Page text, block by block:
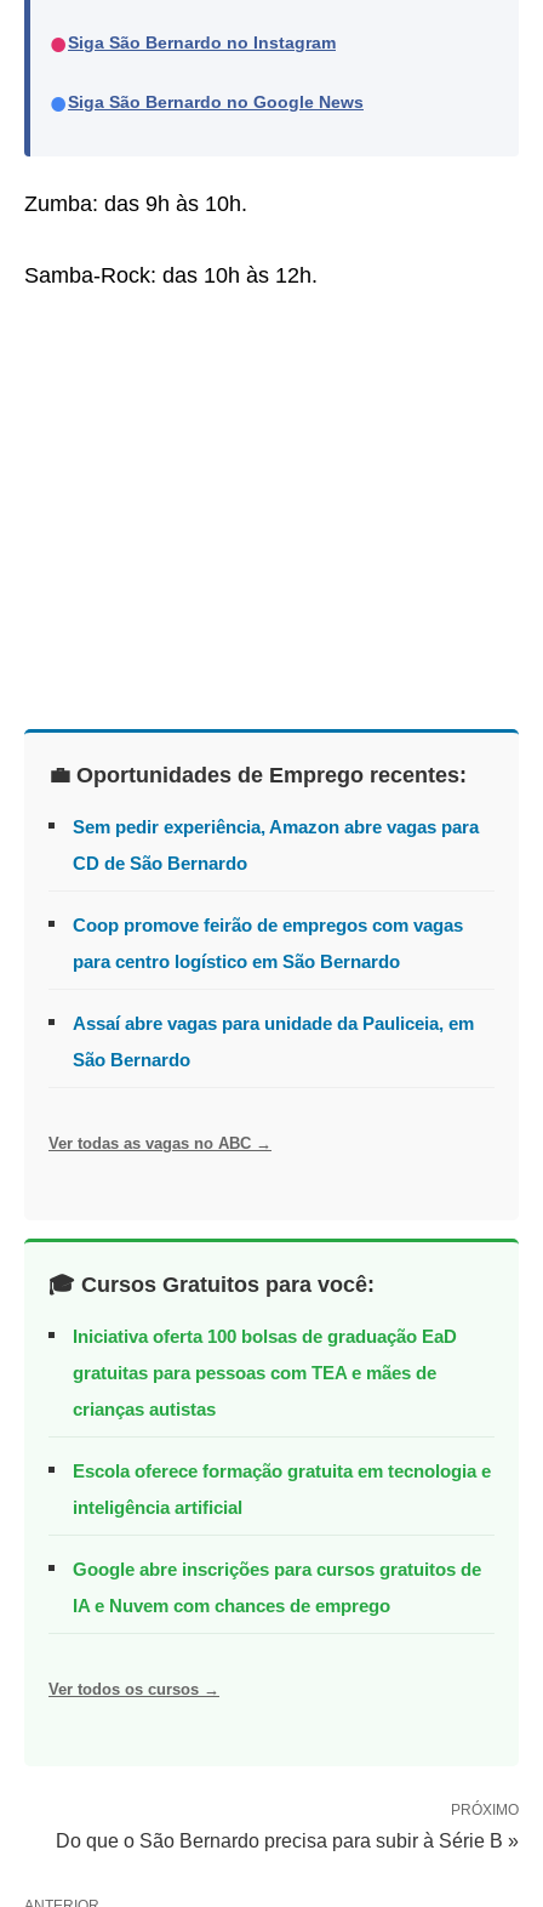
●Siga São Bernardo no Instagram
●Siga São Bernardo no Google News
Zumba: das 9h às 10h.
Samba-Rock: das 10h às 12h.
💼 Oportunidades de Emprego recentes:
Sem pedir experiência, Amazon abre vagas para
CD de São Bernardo
Coop promove feirão de empregos com vagas
para centro logístico em São Bernardo
Assaí abre vagas para unidade da Pauliceia, em
São Bernardo
Ver todas as vagas no ABC →
🎓 Cursos Gratuitos para você:
Iniciativa oferta 100 bolsas de graduação EaD
gratuitas para pessoas com TEA e mães de
crianças autistas
Escola oferece formação gratuita em tecnologia e
inteligência artificial
Google abre inscrições para cursos gratuitos de
IA e Nuvem com chances de emprego
Ver todos os cursos →
PRÓXIMO
Do que o São Bernardo precisa para subir à Série B »